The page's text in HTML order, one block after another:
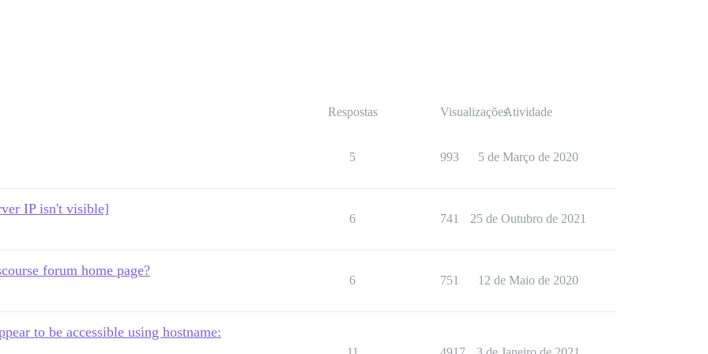
Respostas VisualizaçõesAtividade
5 993 5 de Março de 2020
IP isn't visible]
6 741 25 de Outubro de 2021
forum home page?
6 751 12 de Maio de 2020
to be accessible using hostname: